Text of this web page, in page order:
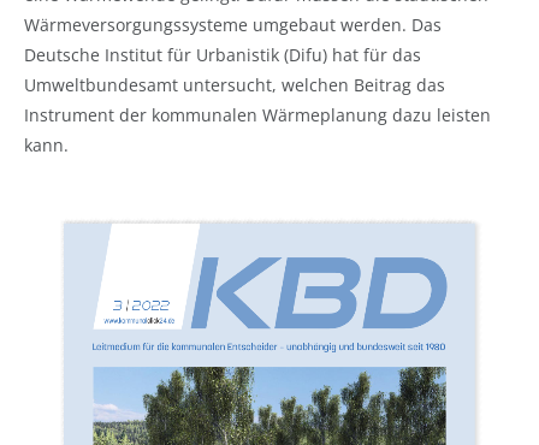
Wärmeversorgungssysteme umgebaut werden. Das
Deutsche Institut für Urbanistik (Difu) hat für das
Umweltbundesamt untersucht, welchen Beitrag das
Instrument der kommunalen Wärmeplanung dazu leisten
kann.